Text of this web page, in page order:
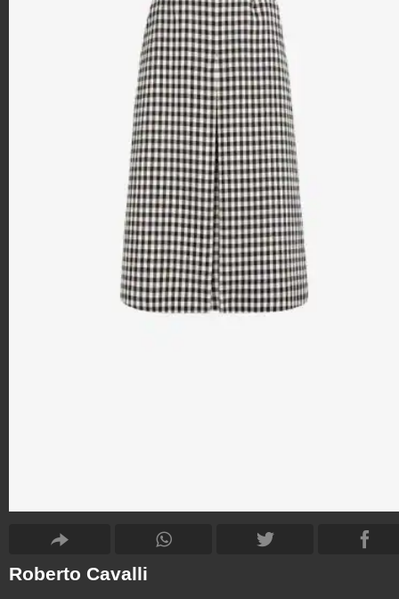
Roberto Cavalli